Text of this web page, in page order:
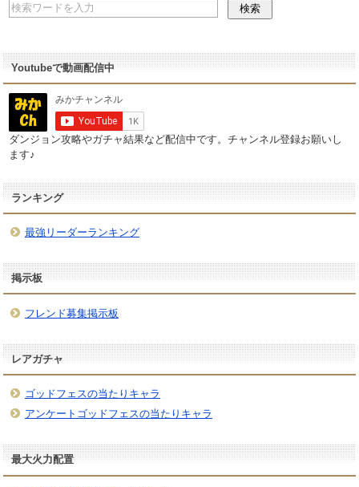
Youtubeで動画配信中
ダンジョン攻略やガチャ結果など配信中です。チャンネル登録お願いし
ます♪
ランキング
最強リーダーランキング
掲示板
フレンド募集掲示板
レアガチャ
ゴッドフェスの当たりキャラ
アンケートゴッドフェスの当たりキャラ
最大火力配置